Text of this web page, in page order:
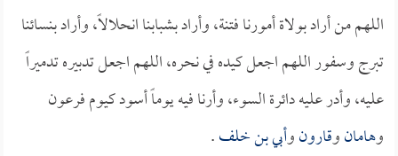
اللهم من أراد بولاة أمورنا فتنة، وأراد بشبابنا انحلالاً، وأراد بنسائنا
تبرج وسفور اللهم اجعل كيده في نحره، اللهم اجعل تدبيره تدميراً
عليه، وأدر عليه دائرة السوء، وأرنا فيه يوماً أسود كيوم فرعون
وهامانوقارونوأبي بن خلف.